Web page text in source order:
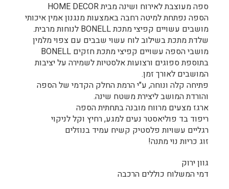
ספה מעוצבת לאירוח ושינה מבית HOME DECOR
הספה נפתחת למיטה רחבה באמצעות מנגנון אמין איכותי
מושבים עשויים קפיצי מתכת BONELL לנוחות מרבית.
שלדת מתכת בשילוב לוח עשוי שבבים עם צפוי מלמין
מושבי הספה עשויים קפיצי מתכת חזקים BONELL
בתוספת ספוגים ורצועות אלסטיות לשמירה על יציבות
המושבים לאורך זמן.
פתיחה קלה ונוחה, ע"י הרמת החלק הקדמי של הספה
והורדת המושב ליצירת משטח שינה.
ארגז מצעים מרווח מובנה בתחתית הספה
ריפוד בד פוליאסטר נעים למגע, רחיץ וקל לניקוי
רגליים עשויות פלסטיק קשיח עמיד בנוזלים
זוג כריות נוי מתנה!
גוון ירוק
דמי המשלוח כוללים הרכבה